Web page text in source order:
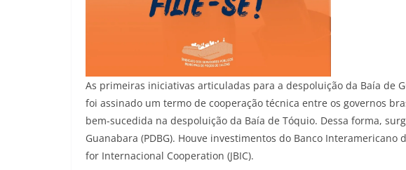
As primeiras iniciativas articuladas para a despoluição da Baía de
foi assinado um termo de cooperação técnica entre os governos
bem-sucedida na despoluição da Baía de Tóquio. Dessa forma,
Guanabara (PDBG). Houve investimentos do Banco Interamericano
for Internacional Cooperation (JBIC).